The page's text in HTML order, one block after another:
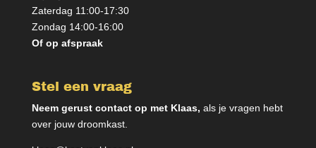
Zaterdag 11:00-17:30
Zondag 14:00-16:00
Of op afspraak
Stel een vraag
Neem gerust contact op met Klaas, als je vragen hebt
over jouw droomkast.